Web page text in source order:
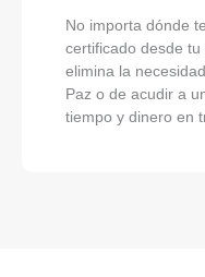
No importa dónde
certificado desde
elimina la
Paz o de acudir a
tiempo y dinero en